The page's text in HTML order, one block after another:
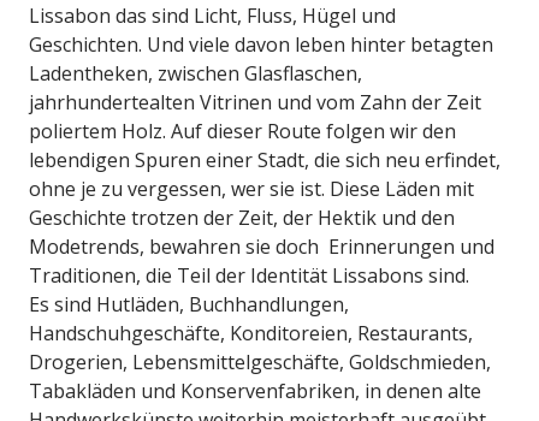
Lissabon das sind Licht, Fluss, Hügel und
Geschichten. Und viele davon leben hinter betagten
Ladentheken, zwischen Glasflaschen,
jahrhundertealten Vitrinen und vom Zahn der Zeit
poliertem Holz. Auf dieser Route folgen wir den
lebendigen Spuren einer Stadt, die sich neu erfindet,
ohne je zu vergessen, wer sie ist. Diese Läden mit
Geschichte trotzen der Zeit, der Hektik und den
Modetrends, bewahren sie doch Erinnerungen und
Traditionen, die Teil der Identität Lissabons sind.
Es sind Hutläden, Buchhandlungen,
Handschuhgeschäfte, Konditoreien, Restaurants,
Drogerien, Lebensmittelgeschäfte, Goldschmieden,
Tabakläden und Konservenfabriken, in denen alte